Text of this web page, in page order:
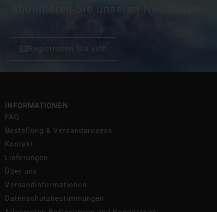
abonnieren Sie unseren Newsletter:
Registrieren Sie sich
INFORMATIONEN
FAQ
Bestellung & Versandprozess
Kontakt
Lieferungen
Über uns
Versandinformationen.
Datenschutzbestimmungen